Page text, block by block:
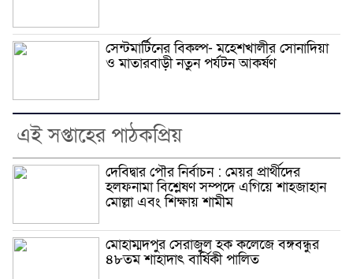
সেন্টমার্টিনের বিকল্প- মহেশখালীর সোনাদিয়া
ও মাতারবাড়ী নতুন পর্যটন আকর্ষণ
এই সপ্তাহের পাঠকপ্রিয়
দেবিদ্বার পৌর নির্বাচন : মেয়র প্রার্থীদের
হলফনামা বিশ্লেষণ সম্পদে এগিয়ে শাহজাহান
মোল্লা এবং শিক্ষায় শামীম
মোহাম্মদপুর সেরাজুল হক ক‌লে‌জে বঙ্গবন্ধুর
৪৮তম শাহাদাৎ বা‌র্ষিকী পা‌লিত